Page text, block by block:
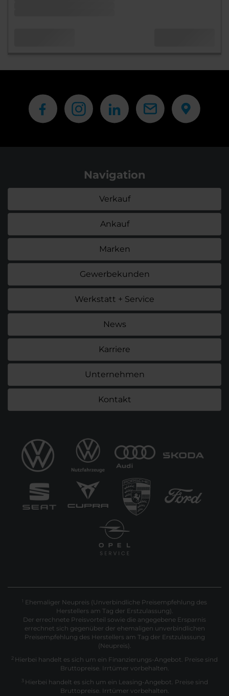
Navigation
Verkauf
Ankauf
Marken
Gewerbekunden
Werkstatt + Service
News
Karriere
Unternehmen
Kontakt
1 Ehemaliger Neupreis (Unverbindliche Preisempfehlung des
Herstellers am Tag der Erstzulassung).
Der errechnete Preisvorteil sowie die angegebene Ersparnis
errechnet sich gegenüber der ehemaligen unverbindlichen
Preisempfehlung des Herstellers am Tag der Erstzulassung
(Neupreis).
2 Hierbei handelt es sich um ein Finanzierungs-Angebot. Preise sind
Bruttopreise. Irrtümer vorbehalten.
3 Hierbei handelt es sich um ein Leasing-Angebot. Preise sind
Bruttopreise. Irrtümer vorbehalten.